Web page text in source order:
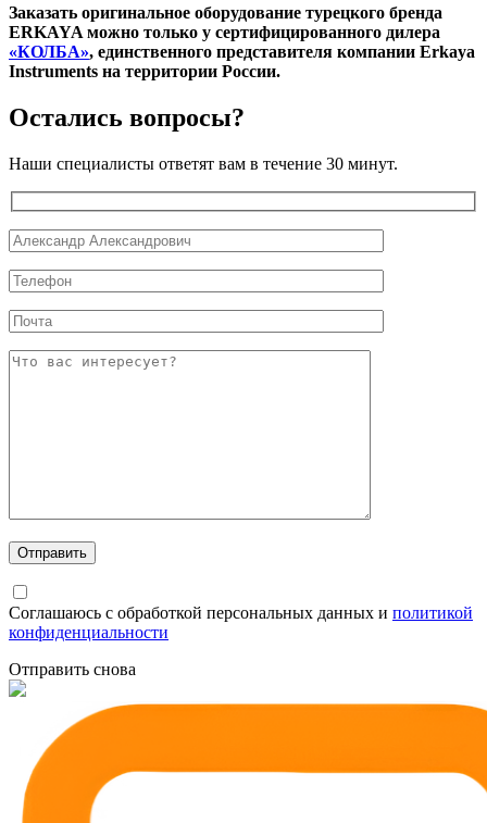
Заказать оригинальное оборудование турецкого бренда
ERKAYA можно только у сертифицированного дилера
«КОЛБА», единственного представителя компании Erkaya
Instruments на территории России.
Остались вопросы?
Наши специалисты ответят вам в течение 30 минут.
Соглашаюсь с обработкой персональных данных и политикой
конфиденциальности
Отправить снова